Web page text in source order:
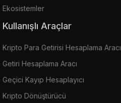
Ekosistemler
Kullanışlı Araçlar
Kripto Para Getirisi Hesaplama Aracı
Getiri Hesaplama Aracı
Geçici Kayıp Hesaplayıcı
Kripto Dönüştürücü